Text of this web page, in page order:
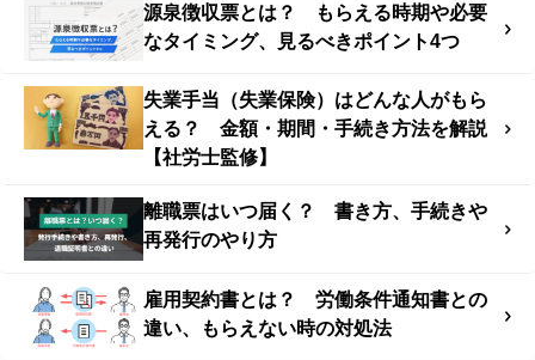
源泉徴収票とは？ もらえる時期や必要
なタイミング、見るべきポイント4つ
失業手当（失業保険）はどんな人がもら
える？ 金額・期間・手続き方法を解説
【社労士監修】
離職票はいつ届く？ 書き方、手続きや
再発行のやり方
雇用契約書とは？ 労働条件通知書との
違い、もらえない時の対処法